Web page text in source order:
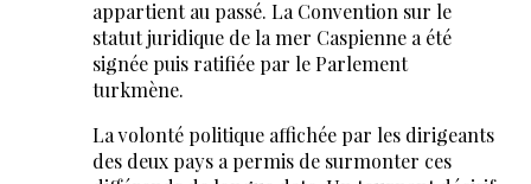
appartient au passé. La Convention sur le
statut juridique de la mer Caspienne a été
signée puis ratifiée par le Parlement
turkmène.
La volonté politique affichée par les dirigeants
des deux pays a permis de surmonter ces